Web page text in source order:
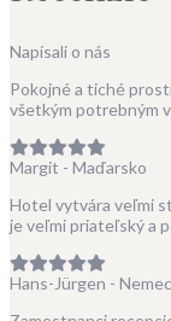
Napísali o nás
Pokojné a tiché
všetkým potrebným
Margit - Maďarsko
Hotel vytvára veľmi
je veľmi priateľský a
Hans-Jürgen -